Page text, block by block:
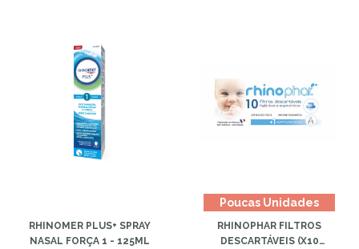
RHINOMER PLUS+ SPRAY
NASAL FORÇA 1 - 125ML
Poucas Unidades
RHINOPHAR FILTROS
DESCARTÁVEIS (X10